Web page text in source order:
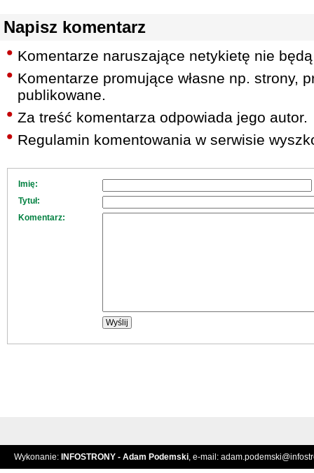
Napisz komentarz
Komentarze naruszające netykietę nie
Komentarze promujące własne np. strony,
publikowane.
Za treść komentarza odpowiada jego autor.
Regulamin komentowania w serwisie
Imię:
Tytuł:
Komentarz:
Wykonanie: INFOSTRONY - Adam Podemski, e-mail: